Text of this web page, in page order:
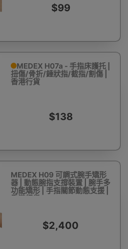
$99
MEDEX H07a - 手指床護托 |
扭傷/骨折/錘狀指/截指/割傷 |
香港行貨
$138
MEDEX H09 可調式腕手矯形
器 | 動態腕指支撐裝置 | 腕手多
功能矯形 | 手指關節動態支援 |
香港行貨
$2,400